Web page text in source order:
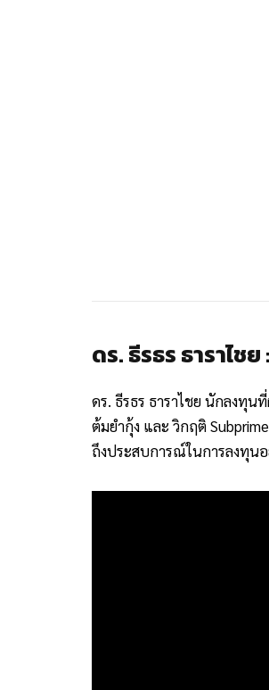
ดร. ธีรธร ธาราไช
ดร. ธีรธร ธาราไชย นักลงทุ
ต้มยำกุ้ง และ วิกฤติ
ถึงประสบการณ์ในการลงทุน